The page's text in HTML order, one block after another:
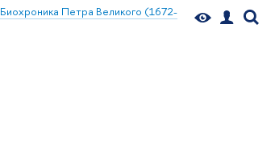
Биохроника Петра Великого (1672-